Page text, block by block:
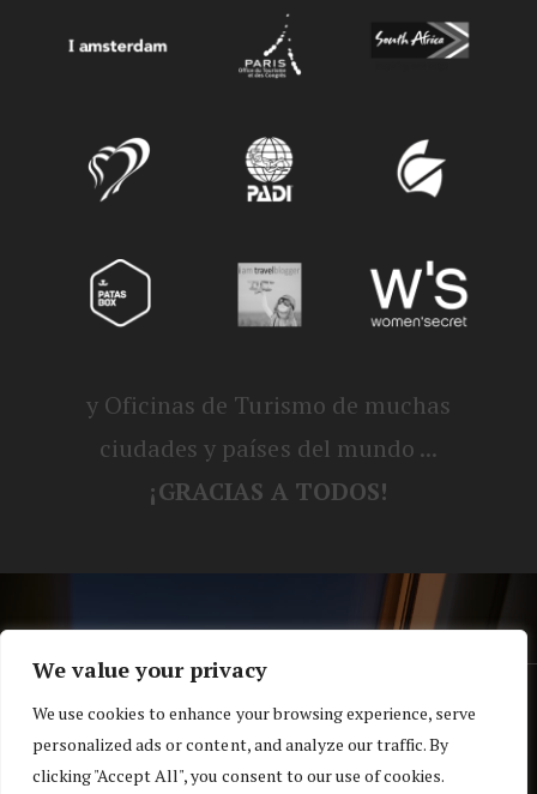
We value your privacy
We use cookies to enhance your browsing experience, serve
personalized ads or content, and analyze our traffic. By
clicking "Accept All", you consent to our use of cookies.
y Oficinas de Turismo de muchas
ciudades y países del mundo ...
¡GRACIAS A TODOS!
® Blog personal de Alex, Nerea, Turbo y
Koko |Política de privacidad y cookies